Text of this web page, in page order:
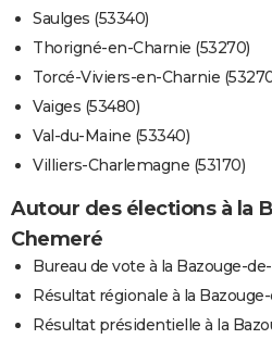
Saulges (53340)
Thorigné-en-Charnie (53270)
Torcé-Viviers-en-Charnie
Vaiges (53480)
Val-du-Maine (53340)
Villiers-Charlemagne (53170)
Autour des élections à la
Chemeré
Bureau de vote à la Bazouge-
Résultat régionale à la
Résultat présidentielle à la